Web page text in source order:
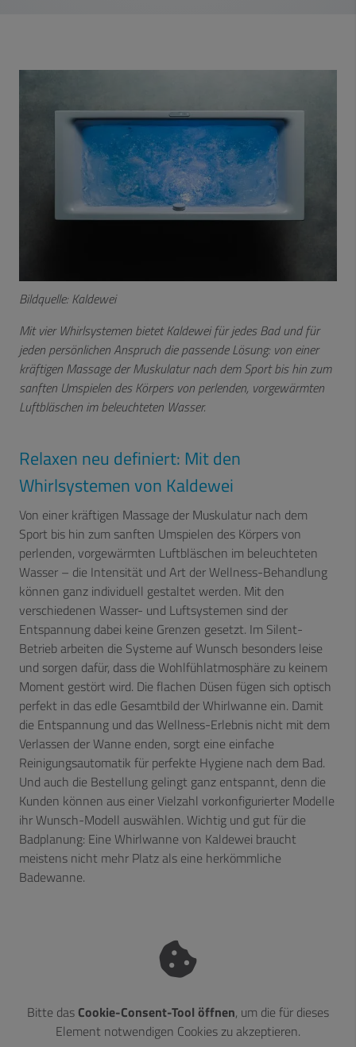
Bildquelle: Kaldewei
Mit vier Whirlsystemen bietet Kaldewei für jedes Bad und für
jeden persönlichen Anspruch die passende Lösung: von einer
kräftigen Massage der Muskulatur nach dem Sport bis hin zum
sanften Umspielen des Körpers von perlenden, vorgewärmten
Luftbläschen im beleuchteten Wasser.
Relaxen neu definiert: Mit den
Whirlsystemen von Kaldewei
Von einer kräftigen Massage der Muskulatur nach dem
Sport bis hin zum sanften Umspielen des Körpers von
perlenden, vorgewärmten Luftbläschen im beleuchteten
Wasser – die Intensität und Art der Wellness-Behandlung
können ganz individuell gestaltet werden. Mit den
verschiedenen Wasser- und Luftsystemen sind der
Entspannung dabei keine Grenzen gesetzt. Im Silent-
Betrieb arbeiten die Systeme auf Wunsch besonders leise
und sorgen dafür, dass die Wohlfühlatmosphäre zu keinem
Moment gestört wird. Die flachen Düsen fügen sich optisch
perfekt in das edle Gesamtbild der Whirlwanne ein. Damit
die Entspannung und das Wellness-Erlebnis nicht mit dem
Verlassen der Wanne enden, sorgt eine einfache
Reinigungsautomatik für perfekte Hygiene nach dem Bad.
Und auch die Bestellung gelingt ganz entspannt, denn die
Kunden können aus einer Vielzahl vorkonfigurierter Modelle
ihr Wunsch-Modell auswählen. Wichtig und gut für die
Badplanung: Eine Whirlwanne von Kaldewei braucht
meistens nicht mehr Platz als eine herkömmliche
Badewanne.
Bitte das Cookie-Consent-Tool öffnen, um die für dieses
Element notwendigen Cookies zu akzeptieren.